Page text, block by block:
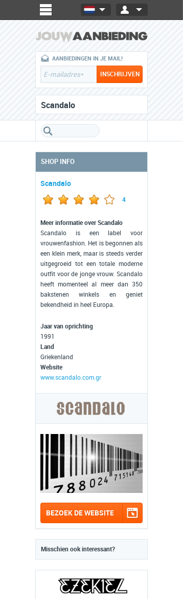
AANBIEDINGEN IN JE MAIL!
Scandalo
SHOP INFO
Scandalo
4
Meer informatie over Scandalo
Scandalo is een label voor
vrouwenfashion. Het is begonnen als
een klein merk, maar is steeds verder
uitgegroeid tot een totale moderne
outfit voor de jonge vrouw. Scandalo
heeft momenteel al meer dan 350
bakstenen winkels en geniet
bekendheid in heel Europa.
Jaar van oprichting
1991
Land
Griekenland
Website
www.scandalo.com.gr
BEZOEK DE WEBSITE
Misschien ook interessant?